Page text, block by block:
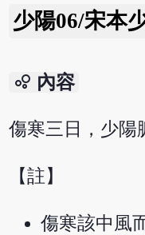
少陽06/宋本
bubble_chart 內容
傷寒三日，少陽
【註】
傷寒該中風